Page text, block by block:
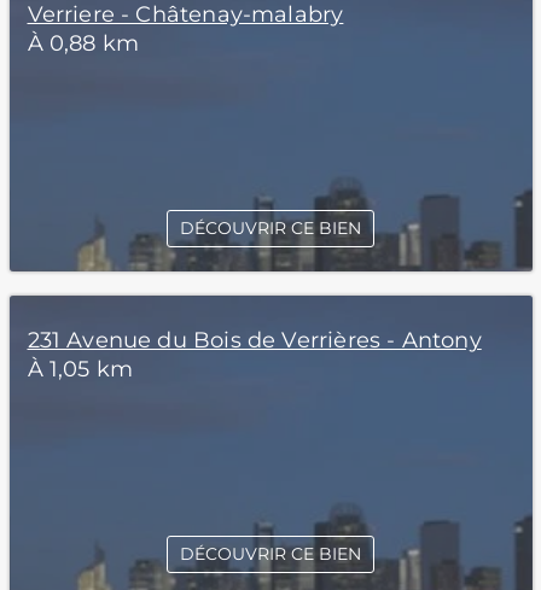
Verriere - Châtenay-malabry
À 0,88 km
DÉCOUVRIR CE BIEN
231 Avenue du Bois de Verrières - Antony
À 1,05 km
DÉCOUVRIR CE BIEN